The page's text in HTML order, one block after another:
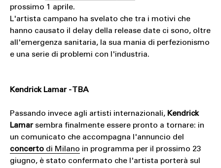
prossimo 1 aprile.
L'artista campano ha svelato che tra i motivi che
hanno causato il delay della release date ci sono, oltre
all'emergenza sanitaria, la sua mania di perfezionismo
e una serie di problemi con l'industria.
Kendrick Lamar - TBA
Passando invece agli artisti internazionali, Kendrick
Lamarsembra finalmente essere pronto a tornare: in
un comunicato che accompagna l'annuncio del
concertodi Milano in programma per il prossimo 23
giugno, è stato confermato che l'artista porterà sul